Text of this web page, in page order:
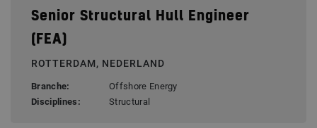
Senior Structural Hull Engineer
(FEA)
ROTTERDAM, NEDERLAND
Branche:
Offshore Energy
Disciplines:
Structural